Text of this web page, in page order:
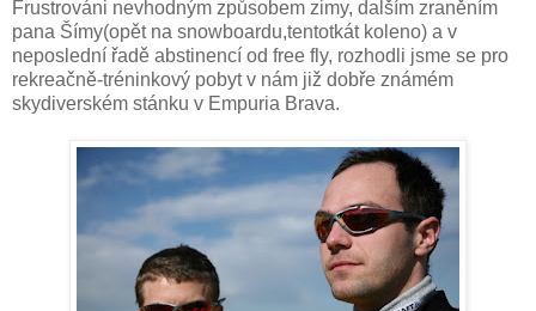
Frustrováni nevhodným způsobem zimy, dalším zraněním
pana Šímy(opět na snowboardu,tentotkát koleno) a v
neposlední řadě abstinencí od free fly, rozhodli jsme se pro
rekreačně-tréninkový pobyt v nám již dobře známém
skydiverském stánku v Empuria Brava.